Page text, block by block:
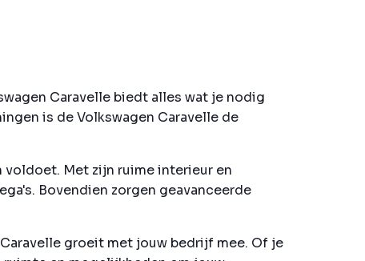
Caravelle biedt alles wat je nodig
is de Volkswagen Caravelle de
voldoet. Met zijn ruime interieur en
Bovendien zorgen geavanceerde
groeit met jouw bedrijf mee. Of je